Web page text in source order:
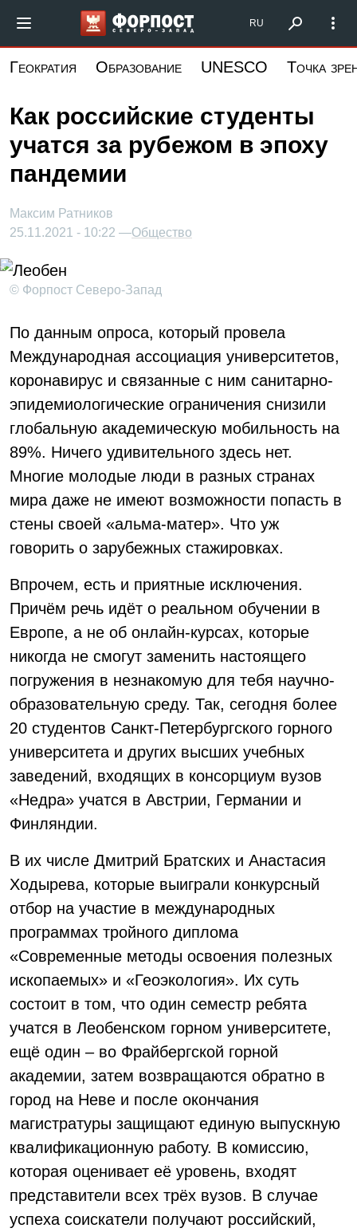
основному
Форпост Северо-Запад
RU
Геократия Образование UNESCO Точка
Как российские студенты
учатся за рубежом в эпоху
пандемии
Максим Ратников
25.11.2021 - 10:22 —Общество
© Форпост Северо-Запад
По данным опроса, который провела
Международная ассоциация университетов,
коронавирус и связанные с ним санитарно-
эпидемиологические ограничения снизили
глобальную академическую мобильность на
89%. Ничего удивительного здесь нет.
Многие молодые люди в разных странах
мира даже не имеют возможности попасть в
стены своей «альма-матер». Что уж
говорить о зарубежных стажировках.
Впрочем, есть и приятные исключения.
Причём речь идёт о реальном обучении в
Европе, а не об онлайн-курсах, которые
никогда не смогут заменить настоящего
погружения в незнакомую для тебя научно-
образовательную среду. Так, сегодня более
20 студентов Санкт-Петербургского горного
университета и других высших учебных
заведений, входящих в консорциум вузов
«Недра» учатся в Австрии, Германии и
Финляндии.
В их числе Дмитрий Братских и Анастасия
Ходырева, которые выиграли конкурсный
отбор на участие в международных
программах тройного диплома
«Современные методы освоения полезных
ископаемых» и «Геоэкология». Их суть
состоит в том, что один семестр ребята
учатся в Леобенском горном университете,
ещё один – во Фрайбергской горной
академии, затем возвращаются обратно в
город на Неве и после окончания
магистратуры защищают единую выпускную
квалификационную работу. В комиссию,
которая оценивает её уровень, входят
представители всех трёх вузов. В случае
успеха соискатели получают российский,